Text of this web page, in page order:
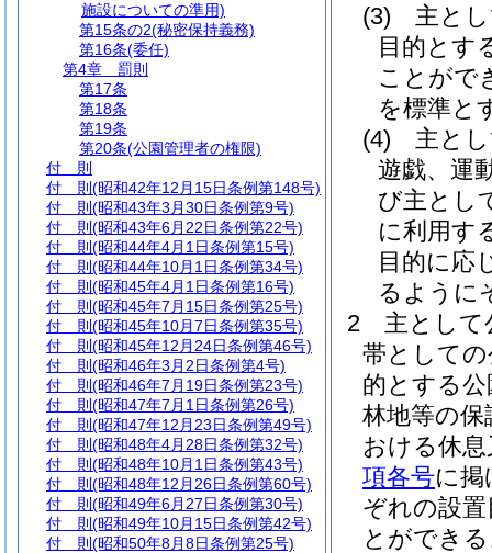
(3)
主と
目的とす
ことがで
を標準と
(4)
主と
遊戯、運
び主とし
に利用す
目的に応
るように
2
主として
帯として
的とする
林地等の
おける休
項各号に掲
ぞれの設
とができ
施設についての準用)
第15条の2(秘密保持義務)
第16条(委任)
第4章
罰則
第17条
第18条
第19条
第20条(公園管理者の権限)
付 則
付 則 (昭和42年12月15日条例第148号)
付 則 (昭和43年3月30日条例第9号)
付 則 (昭和43年6月22日条例第22号)
付 則 (昭和44年4月1日条例第15号)
付 則 (昭和44年10月1日条例第34号)
付 則 (昭和45年4月1日条例第16号)
付 則 (昭和45年7月15日条例第25号)
付 則 (昭和45年10月7日条例第35号)
付 則 (昭和45年12月24日条例第46号)
付 則 (昭和46年3月2日条例第4号)
付 則 (昭和46年7月19日条例第23号)
付 則 (昭和47年7月1日条例第26号)
付 則 (昭和47年12月23日条例第49号)
付 則 (昭和48年4月28日条例第32号)
付 則 (昭和48年10月1日条例第43号)
付 則 (昭和48年12月26日条例第60号)
付 則 (昭和49年6月27日条例第30号)
付 則 (昭和49年10月15日条例第42号)
付 則 (昭和50年8月8日条例第25号)